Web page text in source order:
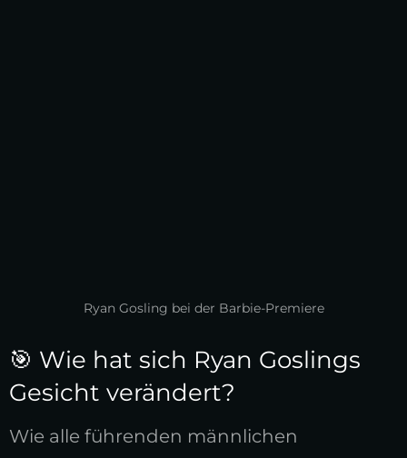
Ryan Gosling bei der Barbie-Premiere
🎯 Wie hat sich Ryan Goslings
Gesicht verändert?
Wie alle führenden männlichen